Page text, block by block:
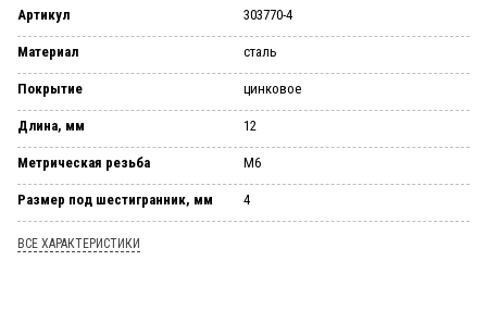
Артикул 303770-4
Материал сталь
Покрытие цинковое
Длина, мм 12
Метрическая резьба М6
Размер под шестигранник, мм 4
ВСЕ ХАРАКТЕРИСТИКИ